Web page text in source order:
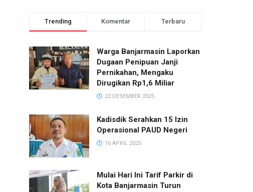
Trending Komentar Terbaru
Warga Banjarmasin Laporkan
Dugaan Penipuan Janji
Pernikahan, Mengaku
Dirugikan Rp1,6 Miliar
22 DESEMBER 2025
Kadisdik Serahkan 15 Izin
Operasional PAUD Negeri
16 APRIL 2025
Mulai Hari Ini Tarif Parkir di
Kota Banjarmasin Turun